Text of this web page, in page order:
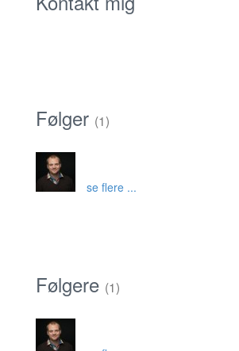
Følger (1)
se flere ...
Følgere (1)